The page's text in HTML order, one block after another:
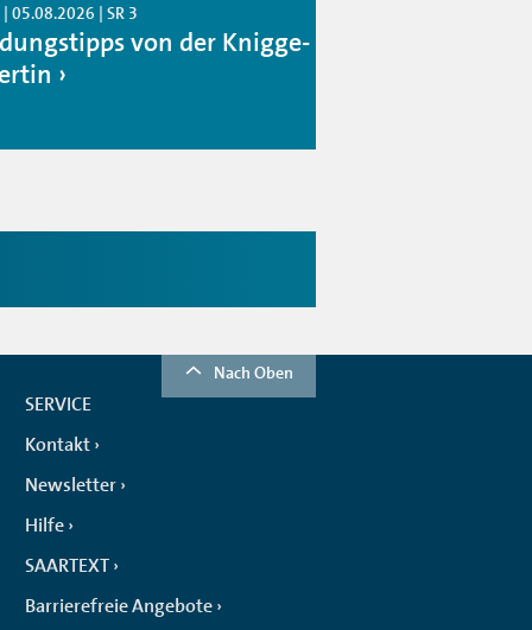
05.08.2026 | SR 3
von der Knigge-
Nach Oben
SERVICE
Kontakt
Newsletter
Hilfe
SAARTEXT
Barrierefreie Angebote